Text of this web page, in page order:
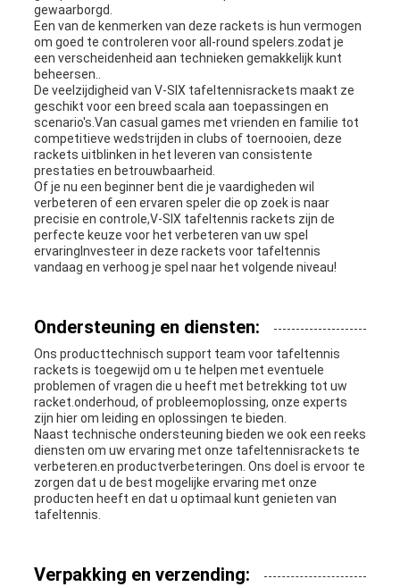
gewaarborgd.
Een van de kenmerken van deze rackets is hun vermogen
om goed te controleren voor all-round spelers.zodat je
een verscheidenheid aan technieken gemakkelijk kunt
beheersen..
De veelzijdigheid van V-SIX tafeltennisrackets maakt ze
geschikt voor een breed scala aan toepassingen en
scenario's.Van casual games met vrienden en familie tot
competitieve wedstrijden in clubs of toernooien, deze
rackets uitblinken in het leveren van consistente
prestaties en betrouwbaarheid.
Of je nu een beginner bent die je vaardigheden wil
verbeteren of een ervaren speler die op zoek is naar
precisie en controle,V-SIX tafeltennis rackets zijn de
perfecte keuze voor het verbeteren van uw spel
ervaringInvesteer in deze rackets voor tafeltennis
vandaag en verhoog je spel naar het volgende niveau!
Ondersteuning en diensten:
Ons producttechnisch support team voor tafeltennis
rackets is toegewijd om u te helpen met eventuele
problemen of vragen die u heeft met betrekking tot uw
racket.onderhoud, of probleemoplossing, onze experts
zijn hier om leiding en oplossingen te bieden.
Naast technische ondersteuning bieden we ook een reeks
diensten om uw ervaring met onze tafeltennisrackets te
verbeteren.en productverbeteringen. Ons doel is ervoor te
zorgen dat u de best mogelijke ervaring met onze
producten heeft en dat u optimaal kunt genieten van
tafeltennis.
Verpakking en verzending: